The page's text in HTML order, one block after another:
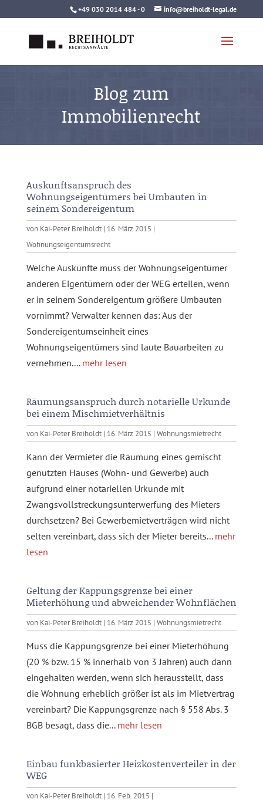
to
+49 030 2014 484 - 0 info@breiholdt-legal.de
Blog zum
Immobilienrecht
Auskunftsanspruch des
Wohnungseigentümers bei Umbauten in
seinem Sondereigentum
von Kai-Peter Breiholdt| 16. März 2015 |
Wohnungseigentumsrecht
Welche Auskünfte muss der Wohnungseigentümer
anderen Eigentümern oder der WEG erteilen, wenn
er in seinem Sondereigentum größere Umbauten
vornimmt? Verwalter kennen das: Aus der
Sondereigentumseinheit eines
Wohnungseigentümers sind laute Bauarbeiten zu
vernehmen.... mehr lesen
Räumungsanspruch durch notarielle Urkunde
bei einem Mischmietverhältnis
von Kai-Peter Breiholdt| 16. März 2015 | Wohnungsmietrecht
Kann der Vermieter die Räumung eines gemischt
genutzten Hauses (Wohn- und Gewerbe) auch
aufgrund einer notariellen Urkunde mit
Zwangsvollstreckungsunterwerfung des Mieters
durchsetzen? Bei Gewerbemietverträgen wird nicht
selten vereinbart, dass sich der Mieter bereits... mehr
lesen
Geltung der Kappungsgrenze bei einer
Mieterhöhung und abweichender Wohnflächen
von Kai-Peter Breiholdt| 16. März 2015 | Wohnungsmietrecht
Muss die Kappungsgrenze bei einer Mieterhöhung
(20 % bzw. 15 % innerhalb von 3 Jahren) auch dann
eingehalten werden, wenn sich herausstellt, dass
die Wohnung erheblich größer ist als im Mietvertrag
vereinbart? Die Kappungsgrenze nach § 558 Abs. 3
BGB besagt, dass die... mehr lesen
Einbau funkbasierter Heizkostenverteiler in der
WEG
von Kai-Peter Breiholdt| 16. Feb. 2015 |